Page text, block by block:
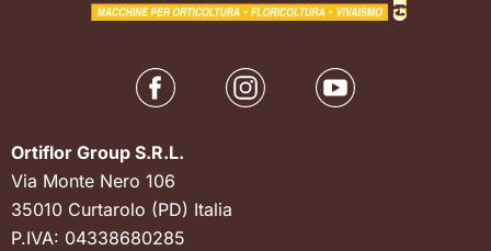
Ortiflor Group S.R.L.
Via Monte Nero 106
35010 Curtarolo (PD) Italia
P.IVA: 04338680285